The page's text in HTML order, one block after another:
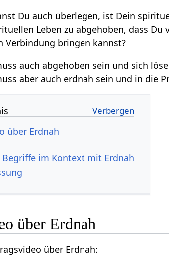
Du auch überlegen, ist Dein
Leben zu abgehoben, dass Du
Verbindung bringen kannst?
auch abgehoben sein und sich
aber auch erdnah sein und in die
Lausche einem Vortragsvideo über Erdnah‏‎: